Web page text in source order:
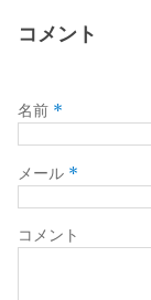
コメント
コメント
名前 *
メール *